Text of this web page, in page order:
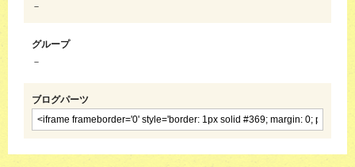
－
グループ
－
ブログパーツ